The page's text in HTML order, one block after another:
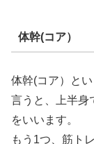
体幹(コア）
体幹(コア）と
言うと、上半身
をいいます。
もう1つ、筋ト